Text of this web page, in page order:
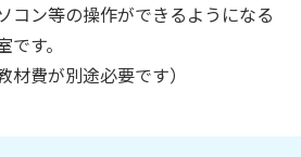
コン等の操作ができるようになる
す。
費が別途必要です）